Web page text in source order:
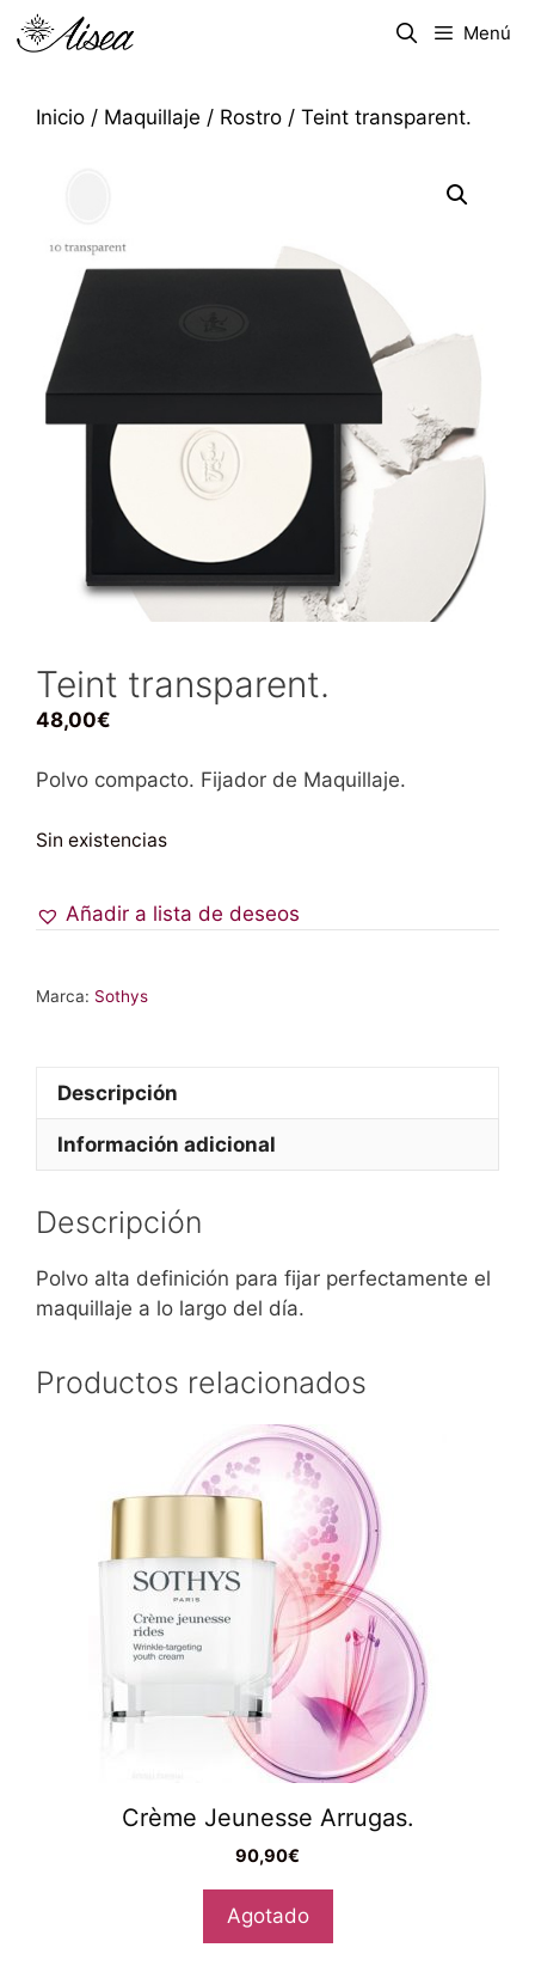
Menú
Inicio / Maquillaje / Rostro / Teint transparent.
Teint transparent.
48,00€
Polvo compacto. Fijador de Maquillaje.
Sin existencias
Añadir a lista de deseos
Marca: Sothys
Descripción
Información adicional
Descripción
Polvo alta definición para fijar perfectamente el
maquillaje a lo largo del día.
Productos relacionados
Crème Jeunesse Arrugas.
90,90€
Agotado